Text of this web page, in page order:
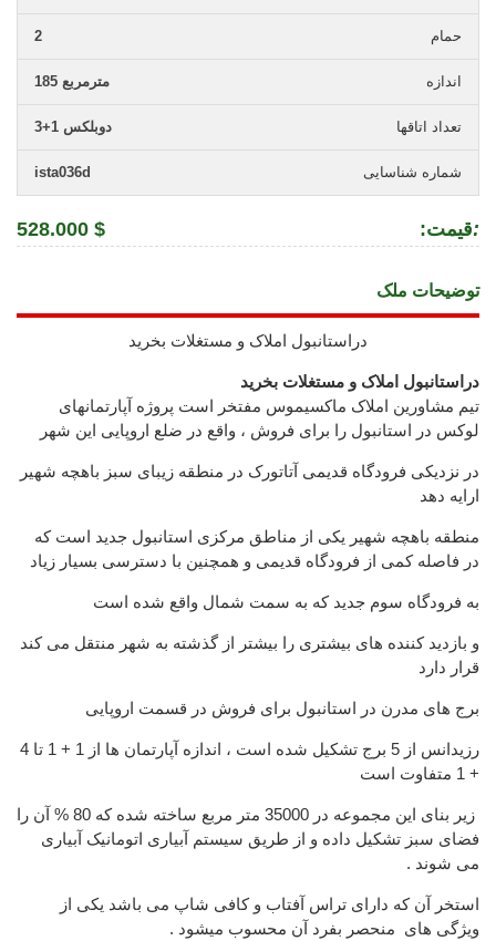
حمام 2
اندازه 185 مترمربع
تعداد اتاقها 3+1 دوبلکس
شماره شناسایی ista036d
:قیمت:
528.000 $
توضیحات ملک
دراستانبول املاک و مستغلات بخرید
دراستانبول املاک و مستغلات بخرید
تیم مشاورین املاک ماکسیموس مفتخر است پروژه آپارتمانهای
لوکس در استانبول را برای فروش ، واقع در ضلع اروپایی این شهر
در نزدیکی فرودگاه قدیمی آتاتورک در منطقه زیبای سبز باهچه شهیر
ارایه دهد
منطقه باهچه شهیر یکی از مناطق مرکزی استانبول جدید است که
در فاصله کمی از فرودگاه قدیمی و همچنین با دسترسی بسیار زیاد
به فرودگاه سوم جدید که به سمت شمال واقع شده است
و بازدید کننده های بیشتری را بیشتر از گذشته به شهر منتقل می کند
قرار دارد
برج های مدرن در استانبول برای فروش در قسمت اروپایی
رزیدانس از 5 برج تشکیل شده است ، اندازه آپارتمان ها از 1 + 1 تا 4
+ 1 متفاوت است
زیر بنای این مجموعه در 35000 متر مربع ساخته شده که 80 % آن را
فضای سبز تشکیل داده و از طریق سیستم آبیاری اتومانیک آبیاری
می شوند .
استخر آن که دارای تراس آفتاب و کافی شاپ می باشد یکی از
ویژگی های منحصر بفرد آن محسوب میشود .